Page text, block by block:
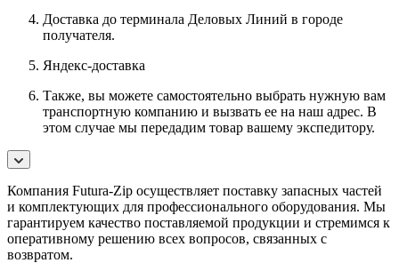
Доставка до терминала Деловых Линий в городе
получателя.
Яндекс-доставка
Также, вы можете самостоятельно выбрать нужную вам
транспортную компанию и вызвать ее на наш адрес. В
этом случае мы передадим товар вашему экспедитору.
Компания Futura-Zip осуществляет поставку запасных частей
и комплектующих для профессионального оборудования. Мы
гарантируем качество поставляемой продукции и стремимся к
оперативному решению всех вопросов, связанных с
возвратом.